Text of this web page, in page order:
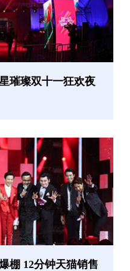
璀璨双十一狂欢夜
棚 12分钟天猫销售